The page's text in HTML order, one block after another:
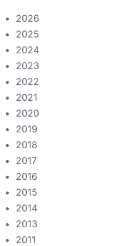
2026
2025
2024
2023
2022
2021
2020
2019
2018
2017
2016
2015
2014
2013
2011